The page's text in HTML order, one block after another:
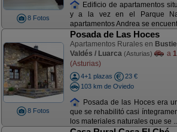
8 Fotos
Edificio de apartamentos
y a la vez en el Parque
apartamentos Andrea se
8 Fotos
Posada de Las Hoces
Apartamentos Rurales en
Valdés / Luarca (Asturias) a
(Asturias)
4+1 plazas
23 €
103 km de Oviedo
Posada de las Hoces era
que se rehabilitó casi
los materiales naturales que se